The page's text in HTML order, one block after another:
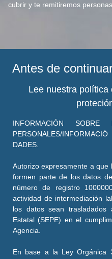
cubrir y te remitiremos
Antes de
Lee nuestra política
INFORMACIÓN SOBRE
PERSONALES/
DADES.
Autorizo expresamente a
formen parte de los datos
número de registro
actividad de intermediación
los datos sean trasladados
Estatal (SEPE) en el
Agencia.
En base a la Ley Orgánica